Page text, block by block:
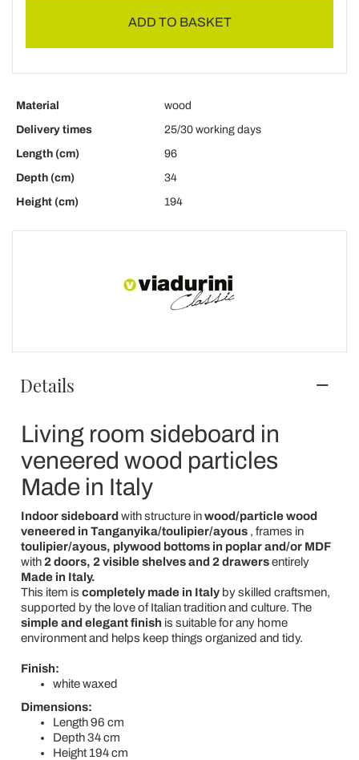
ADD TO BASKET
Material
wood
Delivery times
25/30 working days
Length (cm)
96
Depth (cm)
34
Height (cm)
194
Details
Living room sideboard in
veneered wood particles
Made in Italy
Indoor sideboard with structure inwood/particle wood
veneered in Tanganyika/toulipier/ayous, frames in
toulipier/ayous, plywood bottoms in poplar and/or MDF
with 2 doors, 2 visible shelves and 2 drawersentirely
Made in Italy.
This item is completely made in Italyby skilled craftsmen,
supported by the love of Italian tradition and culture. The
simple and elegant finish is suitable for any home
environment and helps keep things organized and tidy.
Finish:
white waxed
Dimensions:
Length 96 cm
Depth 34 cm
Height 194 cm